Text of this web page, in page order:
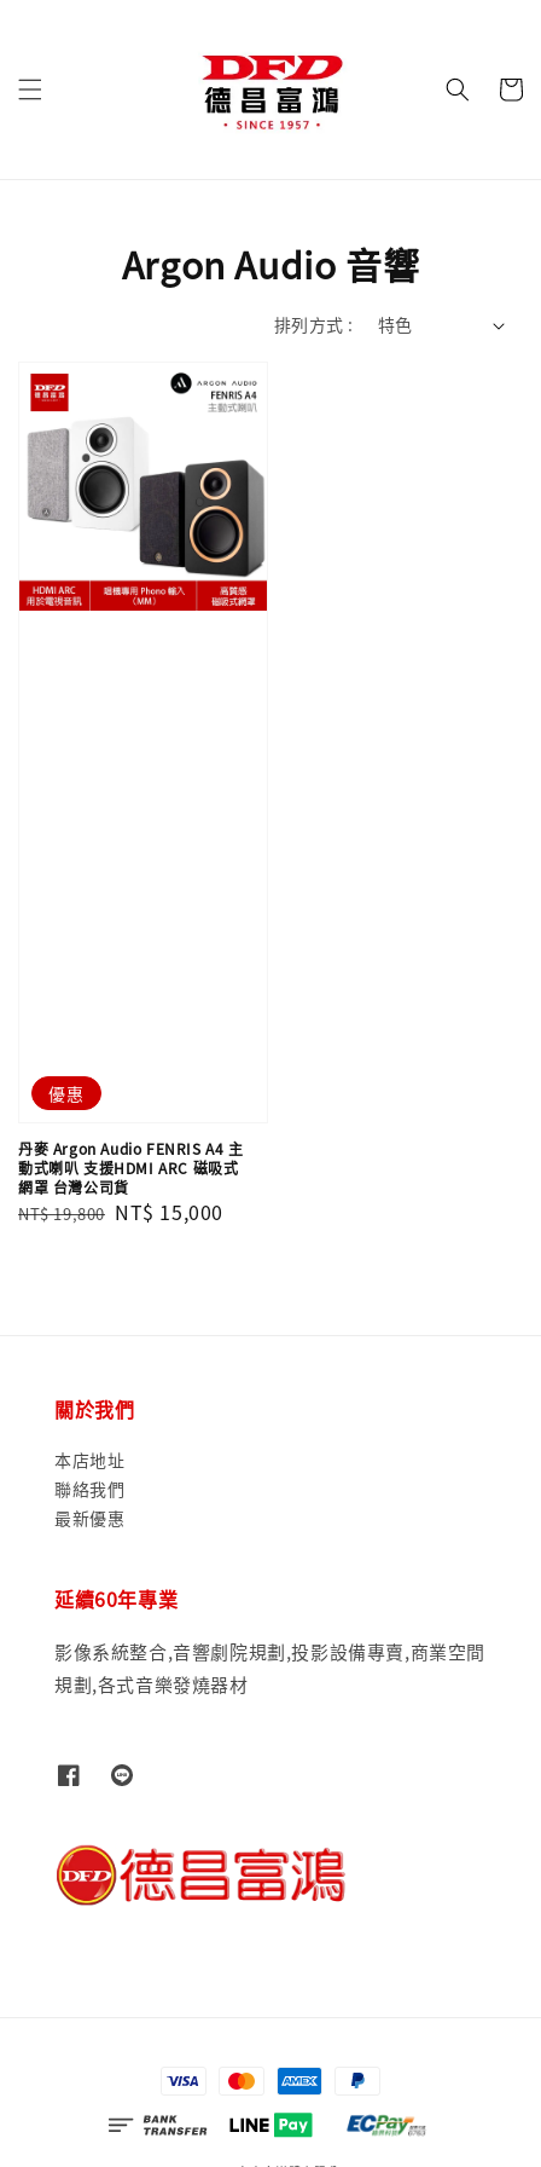
Argon Audio 音響
排列方式 :
優惠
丹麥 Argon Audio FENRIS A4 主
動式喇叭 支援HDMI ARC 磁吸式
網罩 台灣公司貨
Regular
NT$ 19,800 Sale
NT$ 15,000
關於我們
本店地址
聯絡我們
最新優惠
延續60年專業
影像系統整合,音響劇院規劃,投影設備專賣,商業空間
規劃,各式音樂發燒器材